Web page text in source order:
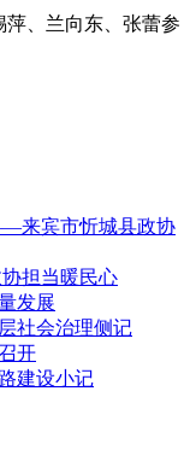
、兰向东、张蕾参
来宾市忻城县政协
担当暖民心
发展
社会治理侧记
开
建设小记